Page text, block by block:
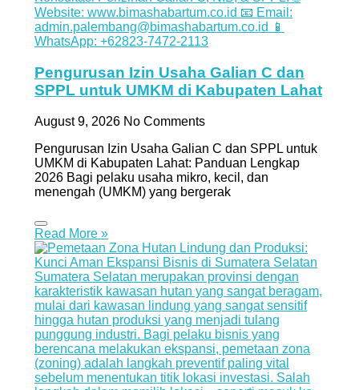
Pengurusan Izin Usaha Galian C dan
SPPL untuk UMKM di Kabupaten Lahat
August 9, 2026 No Comments
Pengurusan Izin Usaha Galian C dan SPPL untuk
UMKM di Kabupaten Lahat: Panduan Lengkap
2026 Bagi pelaku usaha mikro, kecil, dan
menengah (UMKM) yang bergerak
Read More »